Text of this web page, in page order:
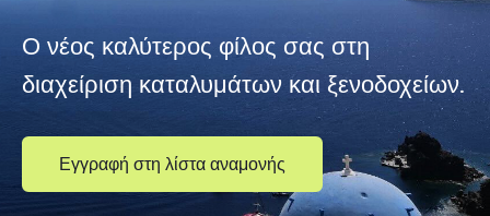
Ο νέος καλύτερος φίλος σας στη
διαχείριση καταλυμάτων και ξενοδοχείων.
Εγγραφή στη λίστα αναμονής